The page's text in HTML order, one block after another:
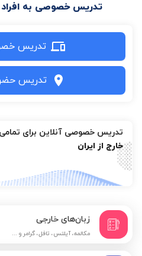
تدریس خصوصی به افراد
تدریس
تدریس
تدریس خصوصی آنلاین برای
خارج از ایران
زبان‌های خارجی
مکالمه، آیلتس، تافل، گرامر و ...